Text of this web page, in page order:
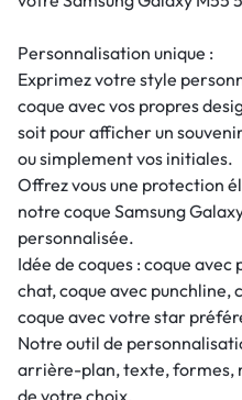
Personnalisation unique :
Exprimez votre style
coque avec vos propres
soit pour afficher un
ou simplement vos initiales.
Offrez vous une protection
notre coque Samsung
personnalisée.
Idée de coques : coque
chat, coque avec punchline,
coque avec votre star
Notre outil de
arrière-plan, texte, formes,
de votre choix.